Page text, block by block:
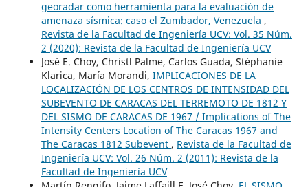
georadar como herramienta para la evaluación de
amenaza sísmica: caso el Zumbador, Venezuela ,
Revista de la Facultad de Ingeniería UCV: Vol. 35 Núm.
2 (2020): Revista de la Facultad de Ingeniería UCV
José E. Choy, Christl Palme, Carlos Guada, Stéphanie
Klarica, María Morandi, IMPLICACIONES DE LA
LOCALIZACIÓN DE LOS CENTROS DE INTENSIDAD DEL
SUBEVENTO DE CARACAS DEL TERREMOTO DE 1812 Y
DEL SISMO DE CARACAS DE 1967 / Implications of The
Intensity Centers Location of The Caracas 1967 and
The Caracas 1812 Subevent , Revista de la Facultad de
Ingeniería UCV: Vol. 26 Núm. 2 (2011): Revista de la
Facultad de Ingeniería UCV